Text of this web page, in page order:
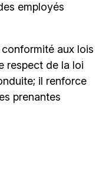
employés
aux lois
respect de la loi
il renforce
prenantes